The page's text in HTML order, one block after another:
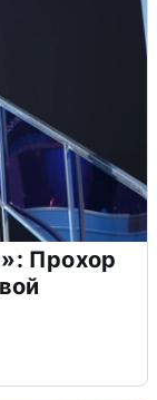
Прохор